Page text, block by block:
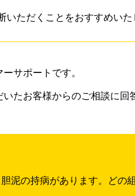
いただくことをおすすめいた
サポートです。
たお客様からのご相談に回
泥の持病があります。どの